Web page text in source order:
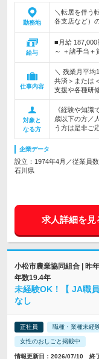
勤務地
＼転居を伴う
各支店など）
給与
■月給 187,000
～ ＋諸手当＋
仕事内容
＼ 残業月平均
共済＞または
支援や各種研
対象と
なる方
《経験や知
歳以下の方／
う方は是非ご
企業データ
設立：1974年4月／従業員
石川県
求人詳細を見
小松市農業協同組合 | 昨
年数19.4年
未経験OK！【 JA職
なし
正社員 職種・業種未経
女性のおしごと掲載中
情報更新日：2026/07/10 終